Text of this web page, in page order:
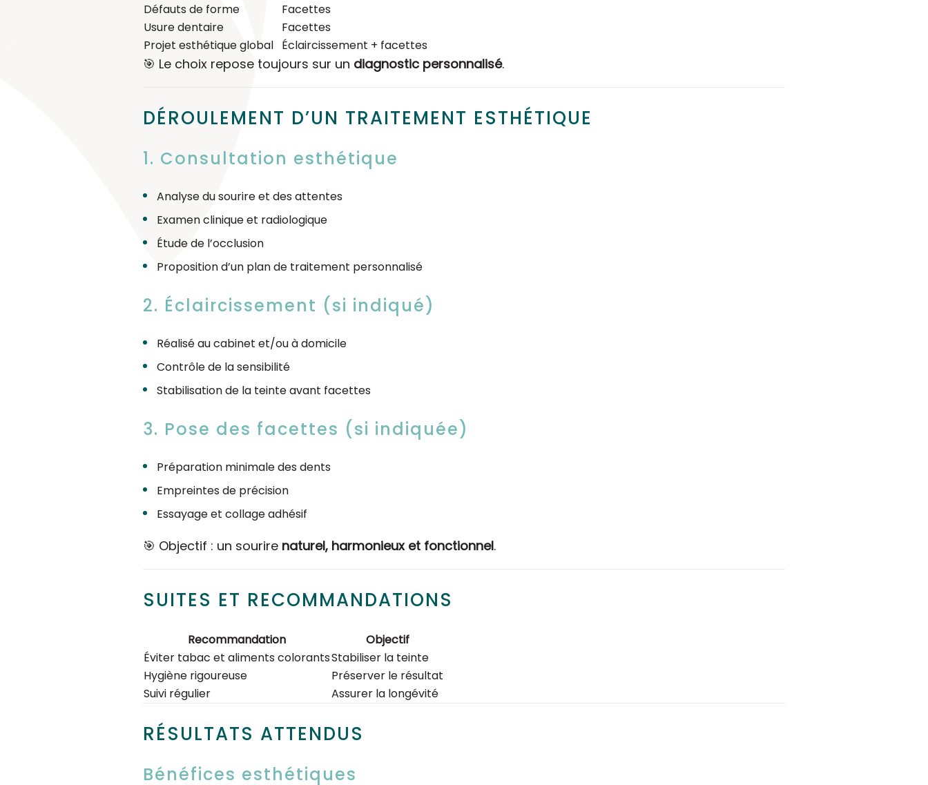
Défauts de forme
Facettes
Usure dentaire
Facettes
Projet esthétique global Éclaircissement + facettes
🎯 Le choix repose toujours sur un diagnostic personnalisé.
DÉROULEMENT D’UN TRAITEMENT ESTHÉTIQUE
1. Consultation esthétique
Analyse du sourire et des attentes
Examen clinique et radiologique
Étude de l’occlusion
Proposition d’un plan de traitement personnalisé
2. Éclaircissement (si indiqué)
Réalisé au cabinet et/ou à domicile
Contrôle de la sensibilité
Stabilisation de la teinte avant facettes
3. Pose des facettes (si indiquée)
Préparation minimale des dents
Empreintes de précision
Essayage et collage adhésif
🎯 Objectif : un sourire naturel, harmonieux et fonctionnel.
SUITES ET RECOMMANDATIONS
Recommandation
Objectif
Éviter tabac et aliments colorantsStabiliser la teinte
Hygiène rigoureuse
Préserver le résultat
Suivi régulier
Assurer la longévité
RÉSULTATS ATTENDUS
Bénéfices esthétiques